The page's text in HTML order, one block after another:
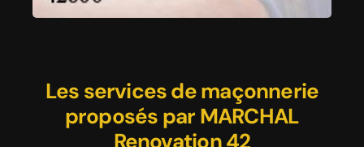
Les services de maçonnerie
proposés par MARCHAL
Nous pouvons concevoir une
terrasse béton
MARCHAL Renovation 42
professionnel en pose de